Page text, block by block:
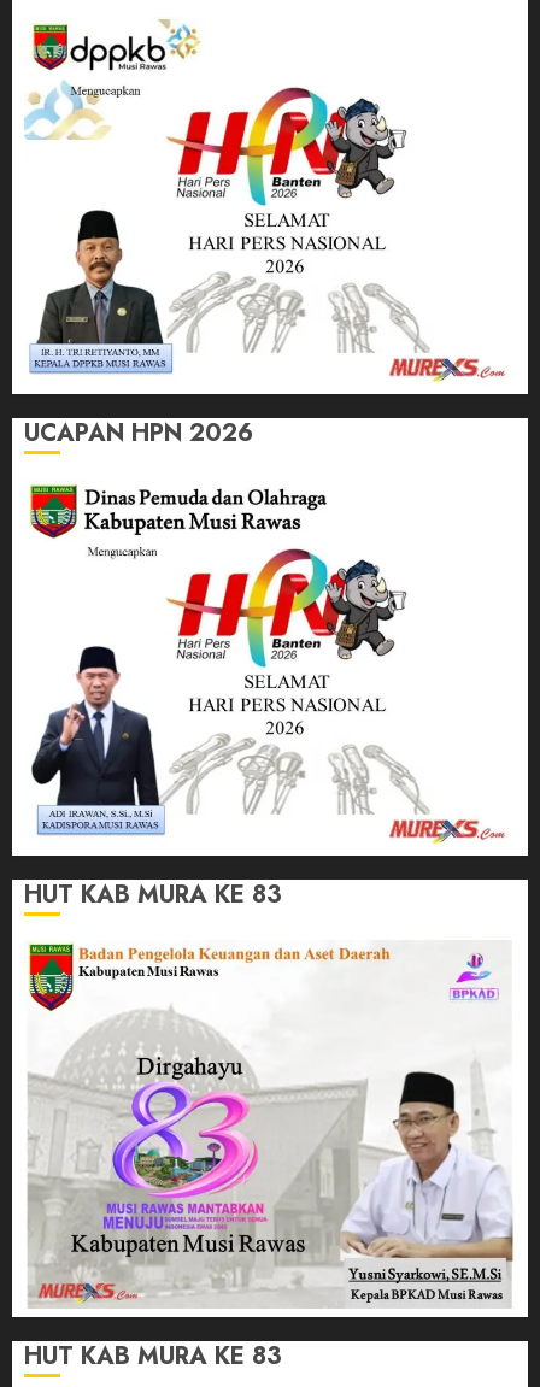
UCAPAN HPN 2026
HUT KAB MURA KE 83
HUT KAB MURA KE 83